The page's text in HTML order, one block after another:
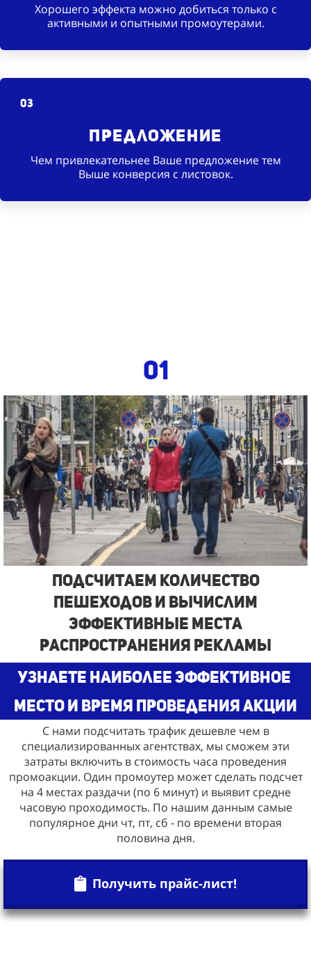
Хорошего эффекта можно добиться только с
активными и опытными промоутерами.
03
Предложение
Чем привлекательнее Ваше предложение тем
Выше конверсия с листовок.
01
Подсчитаем количество
пешеходов и вычислим
эффективные места
распространения рекламы
узнаете наиболее эффективное
место и время проведения акции
С нами подсчитать трафик дешевле чем в
специализированных агентствах, мы сможем эти
затраты включить в стоимость часа проведения
промоакции. Один промоутер может сделать подсчет
на 4 местах раздачи (по 6 минут) и выявит средне
часовую проходимость. По нашим данным самые
популярное дни чт, пт, сб - по времени вторая
половина дня.
Получить прайс-лист!